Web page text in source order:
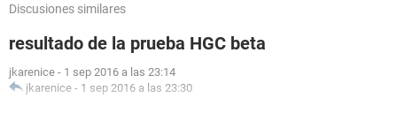
Discusiones similares
resultado de la prueba HGC beta
jkarenice - 1 sep 2016 a las 23:14
jkarenice - 1 sep 2016 a las 23:30